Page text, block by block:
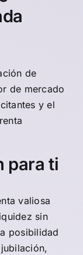
de
de mercado
y el
para ti
valiosa
sin
posibilidad